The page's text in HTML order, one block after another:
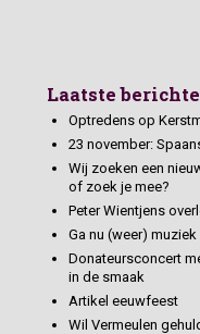
Laatste
Optredens op
23 november:
Wij zoeken een
of zoek je mee?
Peter Wientjens
Ga nu (weer) muziek
Donateursconcert
in de smaak
Artikel eeuwfeest
Wil Vermeulen